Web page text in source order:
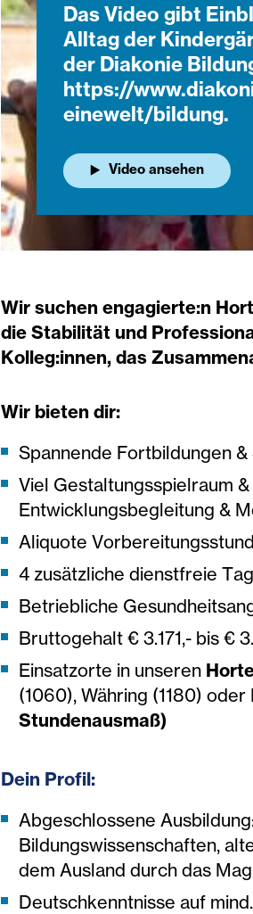
Das Video gibt
Alltag der
der Diakonie
https://
einewelt/bildung.
Video ansehen
Wir suchen engagierte:n
die Stabilität und
Kolleg:innen, das
Wir bieten dir:
Spannende Fortbildungen &
Viel Gestaltungsspielraum
Entwicklungsbegleitung &
Aliquote
4 zusätzliche dienstfreie
Betriebliche
Bruttogehalt € 3.171,- bis €
Einsatzorte in unseren
(1060), Währing (1180)
Stundenausmaß)
Dein Profil:
Abgeschlossene
Bildungswissenschaften,
dem Ausland durch das
Deutschkenntnisse auf